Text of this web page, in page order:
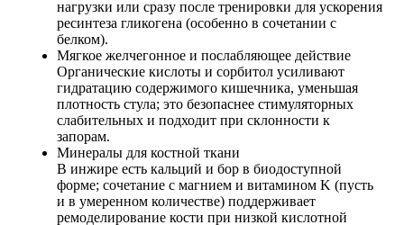
нагрузки или сразу после тренировки для ускорения
ресинтеза гликогена (особенно в сочетании с
белком).
Мягкое желчегонное и послабляющее действие
Органические кислоты и сорбитол усиливают
гидратацию содержимого кишечника, уменьшая
плотность стула; это безопаснее стимуляторных
слабительных и подходит при склонности к
запорам.
Минералы для костной ткани
В инжире есть кальций и бор в биодоступной
форме; сочетание с магнием и витамином K (пусть
и в умеренном количестве) поддерживает
ремоделирование кости при низкой кислотной